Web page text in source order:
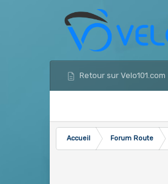
Retour sur Velo101.com
Accueil Forum Route